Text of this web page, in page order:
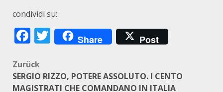
condividi su:
Facebook
Twitter
Share Post
Beitragsnavigation
Zurück
SERGIO RIZZO, POTERE ASSOLUTO. I CENTO
MAGISTRATI CHE COMANDANO IN ITALIA